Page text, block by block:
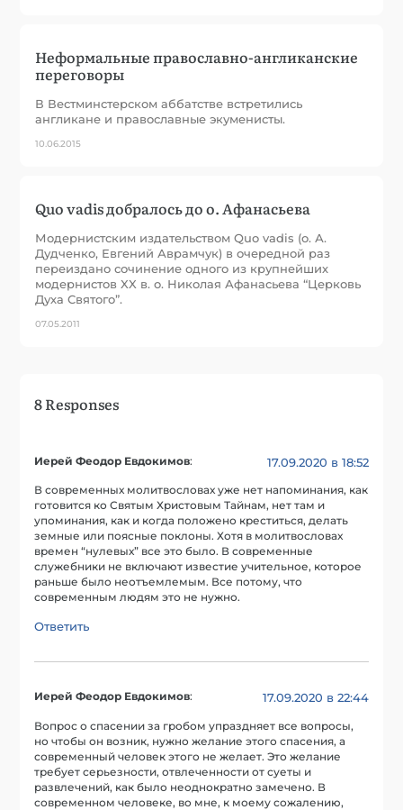
Неформальные православно-англиканские
переговоры
В Вестминстерском аббатстве встретились
англикане и православные экуменисты.
10.06.2015
Quo vadis добралось до о. Афанасьева
Модернистским издательством Quo vadis (о. А.
Дудченко, Евгений Аврамчук) в очередной раз
переиздано сочинение одного из крупнейших
модернистов XX в. о. Николая Афанасьева “Церковь
Духа Святого”.
07.05.2011
8 Responses
Иерей Феодор Евдокимов: 17.09.2020 в 18:52
В современных молитвословах уже нет напоминания, как
готовится ко Святым Христовым Тайнам, нет там и
упоминания, как и когда положено креститься, делать
земные или поясные поклоны. Хотя в молитвословах
времен “нулевых” все это было. В современные
служебники не включают известие учительное, которое
раньше было неотъемлемым. Все потому, что
современным людям это не нужно.
Ответить
Иерей Феодор Евдокимов: 17.09.2020 в 22:44
Вопрос о спасении за гробом упраздняет все вопросы,
но чтобы он возник, нужно желание этого спасения, а
современный человек этого не желает. Это желание
требует серьезности, отвлеченности от суеты и
развлечений, как было неоднократно замечено. В
современном человеке, во мне, к моему сожалению,